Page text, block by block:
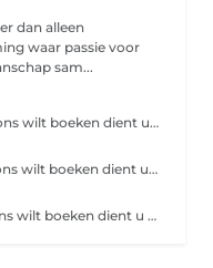
dan alleen
waar passie voor
sam...
Beste klant, Indien u de Ring Extensions wilt boeken dient u gelieve te bellen/appen naar de salon voor een consult.
Beste klant, Indien u de Wax Extensions wilt boeken dient u gelieve te bellen/appen naar de salon voor een consult.
Beste klant, Indien u de Clip Extensions wilt boeken dient u gelieve te bellen/appen naar de salon voor een consult.